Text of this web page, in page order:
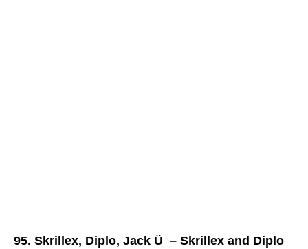
95. Skrillex, Diplo, Jack Ü – Skrillex and Diplo